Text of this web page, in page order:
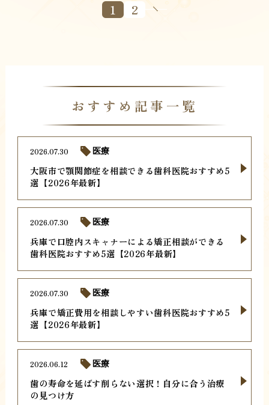
1 2
おすすめ記事一覧
大阪市で顎関節症を相談できる歯科医院おすすめ5
選【2026年最新】
2026.07.30 医療
兵庫で口腔内スキャナーによる矯正相談ができる
歯科医院おすすめ5選【2026年最新】
2026.07.30 医療
兵庫で矯正費用を相談しやすい歯科医院おすすめ5
選【2026年最新】
2026.07.30 医療
歯の寿命を延ばす削らない選択！自分に合う治療
の見つけ方
2026.06.12 医療